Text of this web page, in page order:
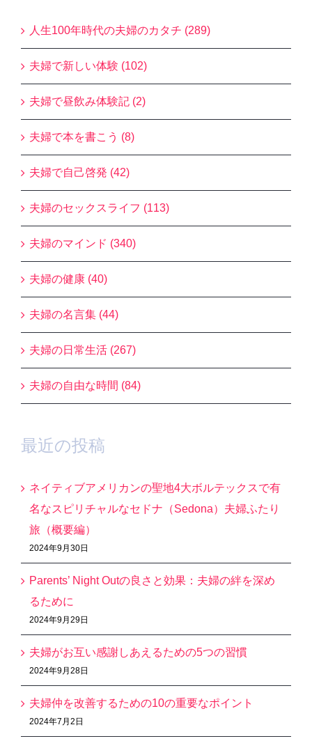
人生100年時代の夫婦のカタチ (289)
夫婦で新しい体験 (102)
夫婦で昼飲み体験記 (2)
夫婦で本を書こう (8)
夫婦で自己啓発 (42)
夫婦のセックスライフ (113)
夫婦のマインド (340)
夫婦の健康 (40)
夫婦の名言集 (44)
夫婦の日常生活 (267)
夫婦の自由な時間 (84)
最近の投稿
ネイティブアメリカンの聖地4大ボルテックスで有
名なスピリチャルなセドナ（Sedona）夫婦ふたり
旅（概要編）
2024年9月30日
Parents’ Night Outの良さと効果：夫婦の絆を深め
るために
2024年9月29日
夫婦がお互い感謝しあえるための5つの習慣
2024年9月28日
夫婦仲を改善するための10の重要なポイント
2024年7月2日